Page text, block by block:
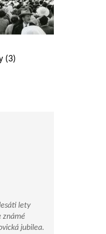
(3)
lety
známé
jubilea.